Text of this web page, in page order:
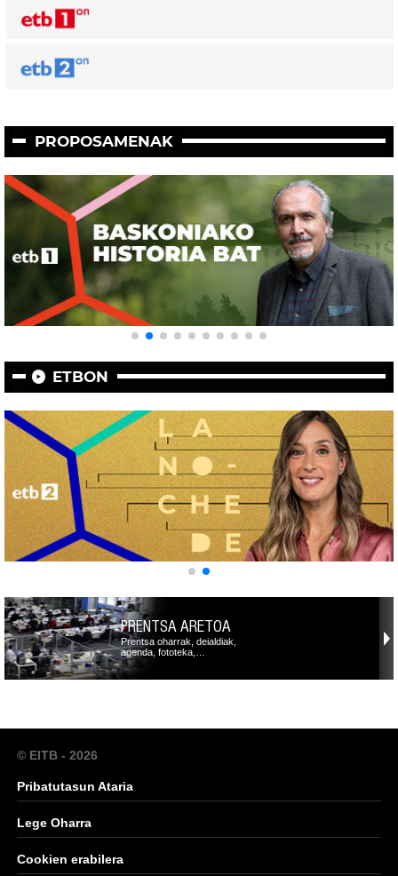
PROPOSAMENAK
ETBON
PRENTSA ARETOA
Prentsa oharrak, deialdiak,
agenda, fototeka,…
© EITB - 2026
Pribatutasun Ataria
Lege Oharra
Cookien erabilera